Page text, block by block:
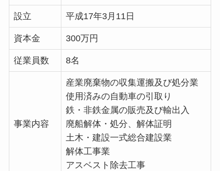
設立 平成17年3月11日
資本金 300万円
従業員数 8名
事業内容
産業廃棄物の収集運搬及び処分業
使用済みの自動車の引取り
鉄・非鉄金属の販売及び輸出入
廃船解体・処分、解体証明
土木・建設一式総合建設業
解体工事業
アスベスト除去工事